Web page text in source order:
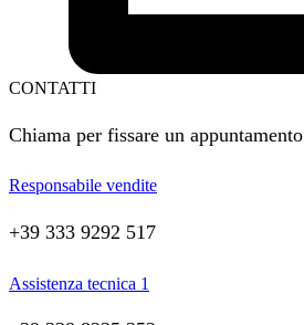
CONTATTI
Chiama per fissare un appuntamento
Responsabile vendite
+39 333 9292 517
Assistenza tecnica 1